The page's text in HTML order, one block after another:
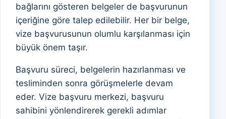
bağlarını gösteren belgeler de başvurunun
içeriğine göre talep edilebilir. Her bir belge,
vize başvurusunun olumlu karşılanması için
büyük önem taşır.
Başvuru süreci, belgelerin hazırlanması ve
tesliminden sonra görüşmelerle devam
eder. Vize başvuru merkezi, başvuru
sahibini yönlendirerek gerekli adımlar